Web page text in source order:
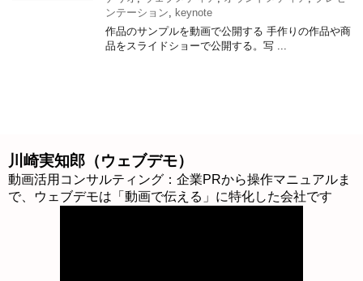
ンテーション, keynote
作品のサンプルを動画で公開する 手作りの作品や商
品をスライドショーで公開する。写 ...
川崎実知郎（ウェブデモ）
動画活用コンサルティング：企業PRから操作マニュアルま
で、ウェブデモは「動画で伝える」に特化した会社です